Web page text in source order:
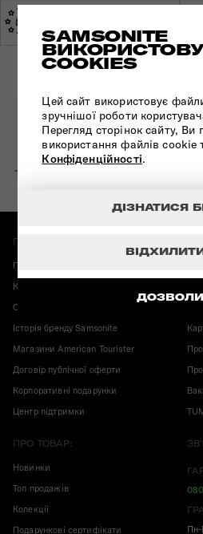
SAMSONITE
COOKIES
Цей сайт використовує
зручнішої роботи
Перегляд сторінок сайту, Ви
використання файлів cookie
Конфіденційності.
ДІЗНАТИСЯ
ПІДПИШІТЬСЯ НА
ПРО МАГАЗИН:
Повернення і обмін
Карта магазинів
Оплата і доставка
Історія бренду Samsonite
Магазини American Tourister
Договір публічної оферти
Корпоративні подарунки
Центр підтримки
ПРО ТОВАР:
Новинки
Топ продажів
Колекції
Подарункові сертифікати